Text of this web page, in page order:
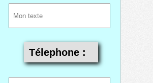
Télephone :